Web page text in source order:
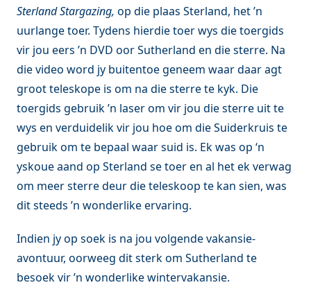
Sterland Stargazing, op die plaas Sterland, het ’n
uurlange toer. Tydens hierdie toer wys die toergids
vir jou eers ’n DVD oor Sutherland en die sterre. Na
die video word jy buitentoe geneem waar daar agt
groot teleskope is om na die sterre te kyk. Die
toergids gebruik ’n laser om vir jou die sterre uit te
wys en verduidelik vir jou hoe om die Suiderkruis te
gebruik om te bepaal waar suid is. Ek was op ‘n
yskoue aand op Sterland se toer en al het ek verwag
om meer sterre deur die teleskoop te kan sien, was
dit steeds ’n wonderlike ervaring.
Indien jy op soek is na jou volgende vakansie-
avontuur, oorweeg dit sterk om Sutherland te
besoek vir ’n wonderlike wintervakansie.